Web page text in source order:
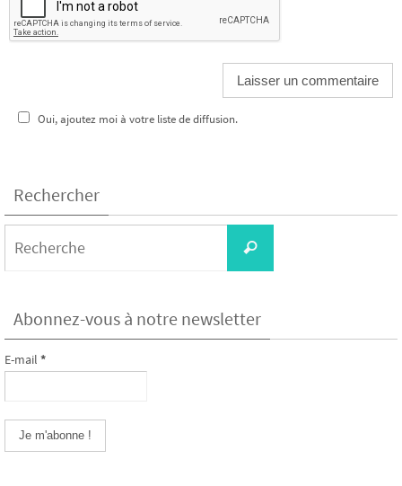
Oui, ajoutez moi à votre liste de diffusion.
Rechercher
Recherche
Abonnez-vous à notre newsletter
E-mail *